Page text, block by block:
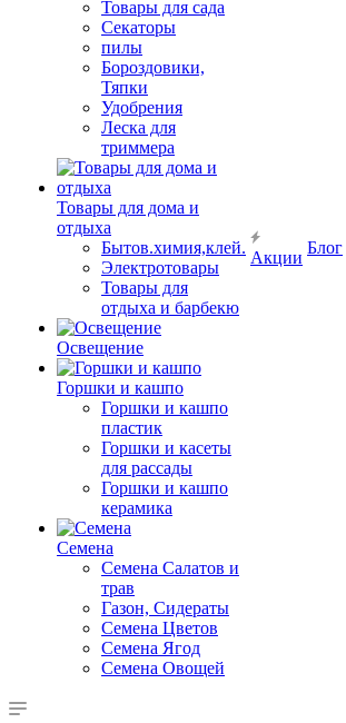
Товары для сада
Секаторы
пилы
Бороздовики,
Тяпки
Удобрения
Леска для
триммера
Товары для дома и
отдыха
Бытов.химия,клей.
Электротовары
Товары для
отдыха и барбекю
Освещение
Горшки и кашпо
Горшки и кашпо
пластик
Горшки и касеты
для рассады
Горшки и кашпо
керамика
Семена
Семена Салатов и
трав
Газон, Сидераты
Семена Цветов
Семена Ягод
Семена Овощей
Акции
Блог